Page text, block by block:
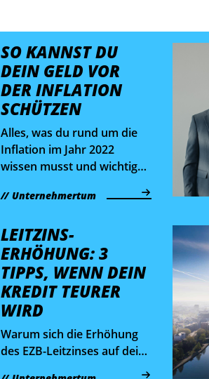
SO KANNST DU
DEIN GELD VOR
DER INFLATION
SCHÜTZEN
Alles, was du rund um die
Inflation im Jahr 2022
wissen musst und wichtige
Möglichkeiten.
Unternehmertum
LEITZINS­
ERHÖHUNG: 3
TIPPS, WENN DEIN
KREDIT TEURER
WIRD
Warum sich die Erhöhung
des EZB-Leitzinses auf deine